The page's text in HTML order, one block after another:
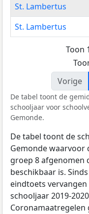
St. Lambertus
St. Lambertus
Toon
Vorige
De tabel toont de
schooljaar voor
Gemonde.
De tabel toont de
Gemonde waarvoor
groep 8
beschikbaar is.
eindtoets
schooljaar 2019-